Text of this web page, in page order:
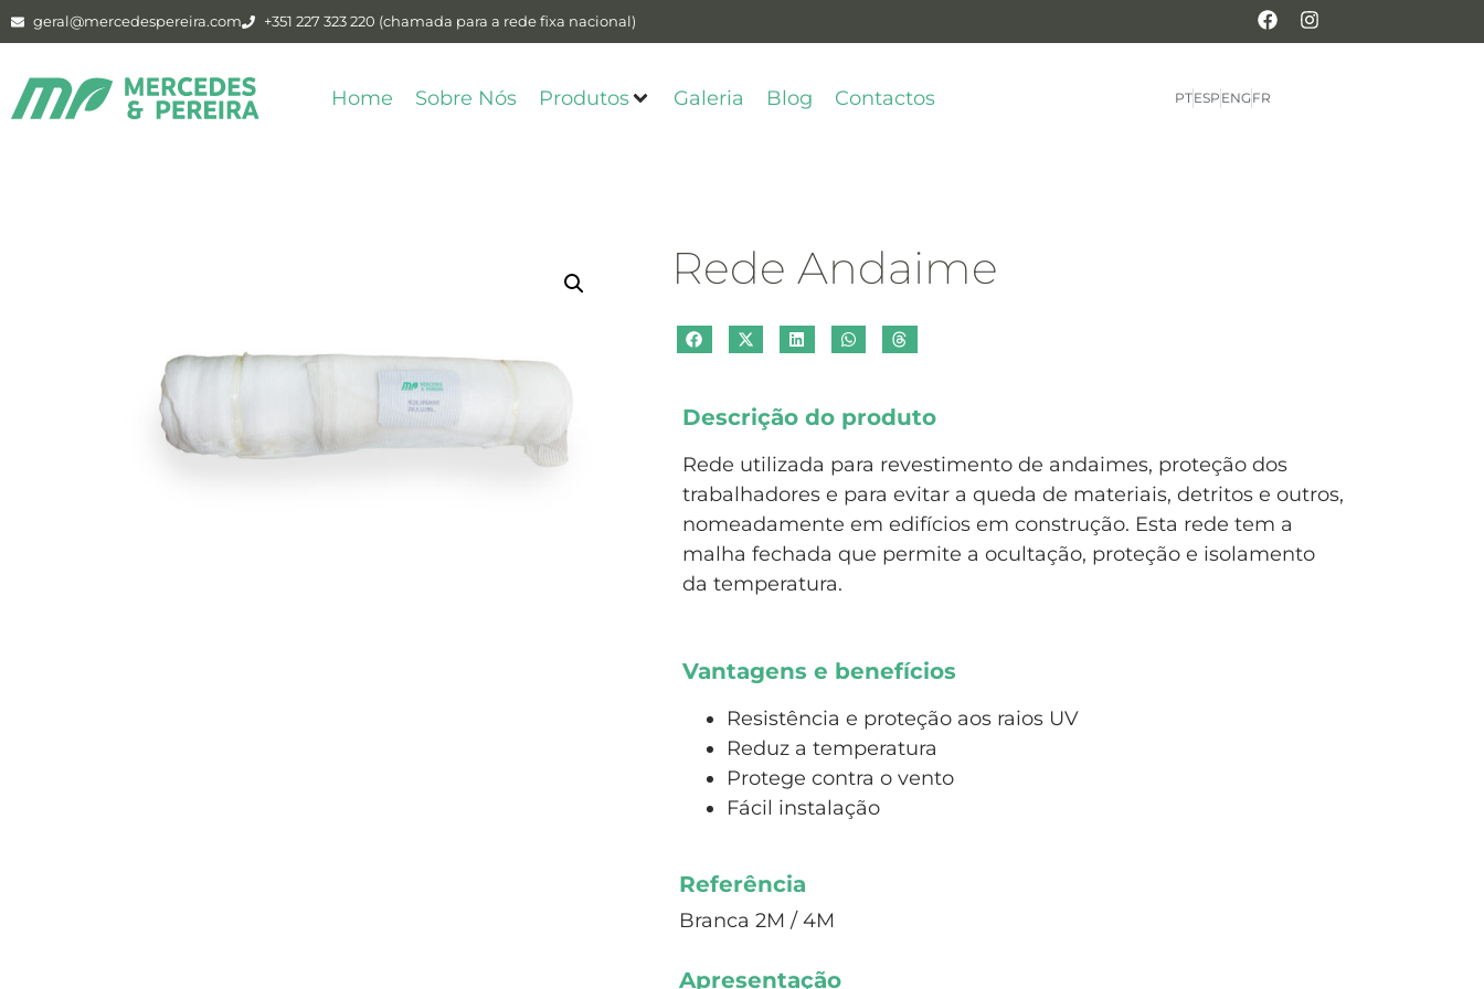
geral@mercedespereira.com +351 227 323 220 (chamada para a rede fixa nacional)
Home Sobre Nós Produtos Galeria Blog Contactos PTESP ENGFR
Rede Andaime
Descrição do produto
Rede utilizada para revestimento de andaimes, proteção dos
trabalhadores e para evitar a queda de materiais, detritos e outros,
nomeadamente em edifícios em construção. Esta rede tem a
malha fechada que permite a ocultação, proteção e isolamento
da temperatura.
Vantagens e benefícios
Resistência e proteção aos raios UV
Reduz a temperatura
Protege contra o vento
Fácil instalação
Referência
Branca 2M / 4M
Apresentação